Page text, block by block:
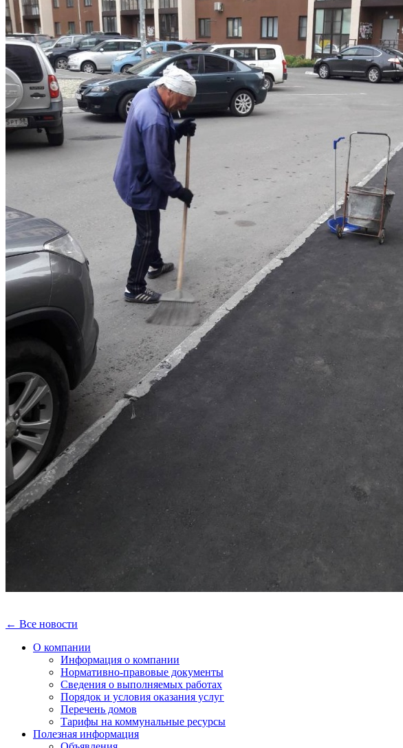
← Все новости
О компании
Информация о компании
Нормативно-правовые документы
Сведения о выполняемых работах
Порядок и условия оказания услуг
Перечень домов
Тарифы на коммунальные ресурсы
Полезная информация